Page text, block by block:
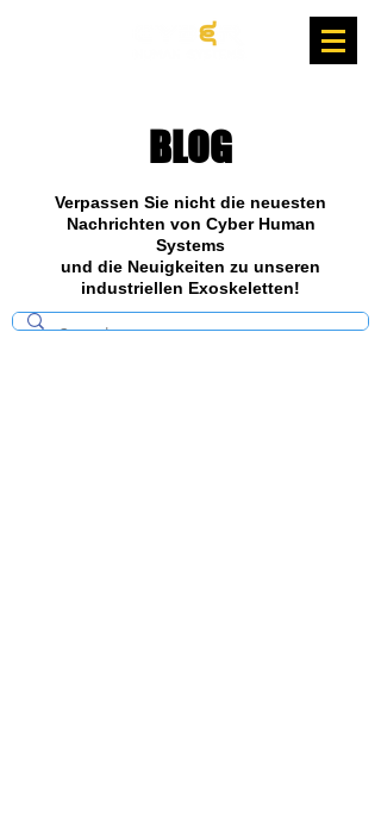
BLOG
Verpassen Sie nicht die neuesten
Nachrichten von Cyber Human
Systems
und die Neuigkeiten zu unseren
industriellen Exoskeletten!